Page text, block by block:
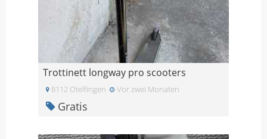
Trottinett longway pro scooters
8112 Otelfingen Vor zwei Monaten
Gratis